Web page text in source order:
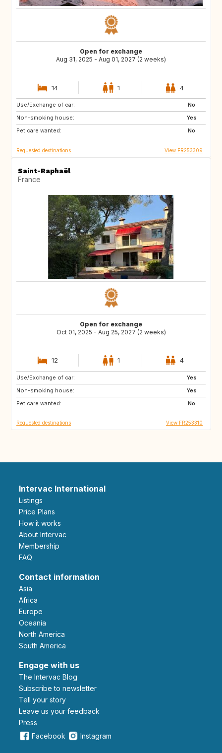
Open for exchange
Aug 31, 2025 - Aug 01, 2027 (2 weeks)
14 1 4
Use/Exchange of car:
No
Non-smoking house:
Yes
Pet care wanted:
No
VN
ID
JP
Requested destinations View FR253309
Saint-Raphaël
France
Open for exchange
Oct 01, 2025 - Aug 25, 2027 (2 weeks)
12 1 4
Use/Exchange of car:
Yes
Non-smoking house:
Yes
Pet care wanted:
No
VN
ID
JP
Requested destinations View FR253310
Intervac International
Listings
Price Plans
How it works
About Intervac
Membership
FAQ
Contact information
Asia
Africa
Europe
Oceania
North America
South America
Engage with us
The Intervac Blog
Subscribe to newsletter
Tell your story
leave us your feedback
Press
Facebook
Instagram